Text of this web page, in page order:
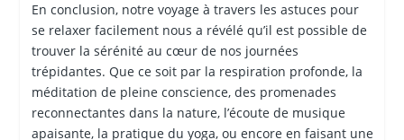
En conclusion, notre voyage à travers les astuces pour
se relaxer facilement nous a révélé qu’il est possible de
trouver la sérénité au cœur de nos journées
trépidantes. Que ce soit par la respiration profonde, la
méditation de pleine conscience, des promenades
reconnectantes dans la nature, l’écoute de musique
apaisante, la pratique du yoga, ou encore en faisant une